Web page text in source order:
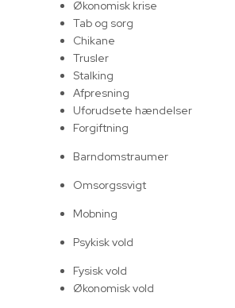
Økonomisk krise
Tab og sorg
Chikane
Trusler
Stalking
Afpresning
Uforudsete hændelser
Forgiftning
Barndomstraumer
Omsorgssvigt
Mobning
Psykisk vold
Fysisk vold
Økonomisk vold